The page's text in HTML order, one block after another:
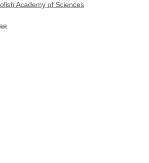
Academy of Sciences